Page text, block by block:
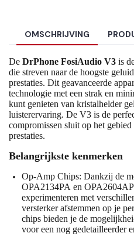
OMSCHRIJVING
De DrPhone FosiAudio V3 is
die streven naar de hoogste
prestaties. Dit geavanceerde
technologie met een strak en
kunt genieten van kristalhelder
luisterervaring. De V3 is de
compromissen sluit op het
prestaties.
Belangrijkste kenmerken
Op-Amp Chips: Dankzij de
OPA2134PA en OPA2604AP
experimenteren met
versterker afstemmen op je
chips bieden je de
voor een nog gedetailleerder